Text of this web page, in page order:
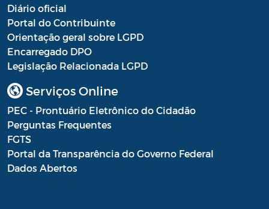
Diário oficial
Portal do Contribuinte
Orientação geral sobre LGPD
Encarregado DPO
Legislação Relacionada LGPD
Serviços Online
PEC - Prontuário Eletrônico do Cidadão
Perguntas Frequentes
FGTS
Portal da Transparência do Governo Federal
Dados Abertos